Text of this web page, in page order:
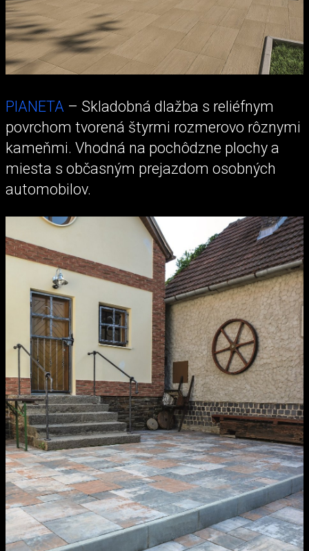
PIANETA – Skladobná dlažba s reliéfnym
povrchom tvorená štyrmi rozmerovo rôznymi
kameňmi. Vhodná na pochôdzne plochy a
miesta s občasným prejazdom osobných
automobilov.